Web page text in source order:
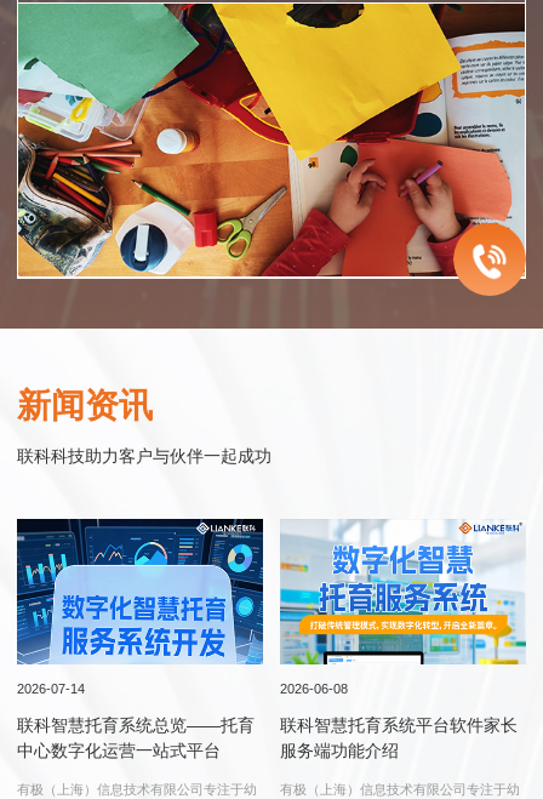
验，同时结合大量市场调研数据，帮助医院塑造良好的整体形象，同时建
立完善的网络医疗服务体系。联科先后与温州医科大学附属眼视光医院、
温州医科大学附属第二医院、教育部近视防控与诊治工程研究中心、浙江
瑞安市人民医院等行业精英企业合作，积极探索和实践医院互联网应用。
行业实践
建设开发、微信小程序开发、网络购物商城系统开发、移动电商连锁开店
平台开发到网络营销整合服务，始终围绕企业发展过程中对销售力提升的
需求，进行持续的服务创新和产品研发。
行业实践
“迎客精灵小程序商城”是一款基于移动互联网的微信应用服务产品，以时
下最热门的互动应用微信为媒介，配合微信支付功能，实现商家与客户的
在线互动，即时推送最新商品信息给微信用户，实现微信在线的购物功
行业实践
务普惠化为主要内容，通过互联网的技术、思维与精神，连接互联网世界
与现实世界，实现政府组织结构的优化改善和办事流程的精简调整，构建
集约化、高效化、数字化的治理模式与运行模式，通过新的模式、场景、
行业实践
新闻资讯
联科科技助力客户与伙伴一起成功
2026-07-14
联科智慧托育系统总览——托育
中心数字化运营一站式平台
有极（上海）信息技术有限公司专注于幼
2026-06-08
联科智慧托育系统平台软件家长
服务端功能介绍
有极（上海）信息技术有限公司专注于幼